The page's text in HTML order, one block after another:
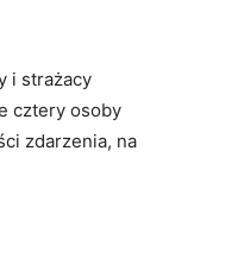
i strażacy
cztery osoby
zdarzenia, na